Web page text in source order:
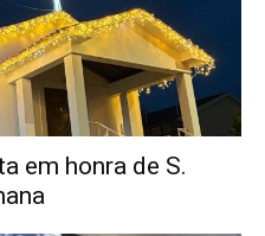
em honra de S.